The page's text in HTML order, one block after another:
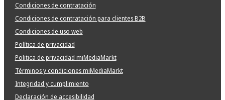
Condiciones de contratación
Condiciones de contratación para clientes B2B
Condiciones de uso web
Política de privacidad
Politica de privacidad miMediaMarkt
Términos y condiciones miMediaMarkt
Integridad y cumplimiento
Declaración de accesibilidad